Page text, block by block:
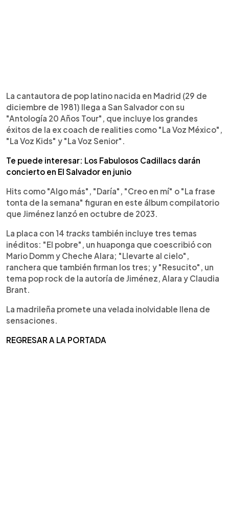
La cantautora de pop latino nacida en Madrid (29 de
diciembre de 1981) llega a San Salvador con su
"Antología 20 Años Tour", que incluye los grandes
éxitos de la ex coach de realities como "La Voz México",
"La Voz Kids" y "La Voz Senior".
Te puede interesar: Los Fabulosos Cadillacs darán
concierto en El Salvador en junio
Hits como "Algo más", "Daría", "Creo en mí" o "La frase
tonta de la semana" figuran en este álbum compilatorio
que Jiménez lanzó en octubre de 2023.
La placa con 14 tracks también incluye tres temas
inéditos: "El pobre", un huaponga que coescribió con
Mario Domm y Cheche Alara; "Llevarte al cielo",
ranchera que también firman los tres; y "Resucito", un
tema pop rock de la autoría de Jiménez, Alara y Claudia
Brant.
La madrileña promete una velada inolvidable llena de
sensaciones.
REGRESAR A LA PORTADA